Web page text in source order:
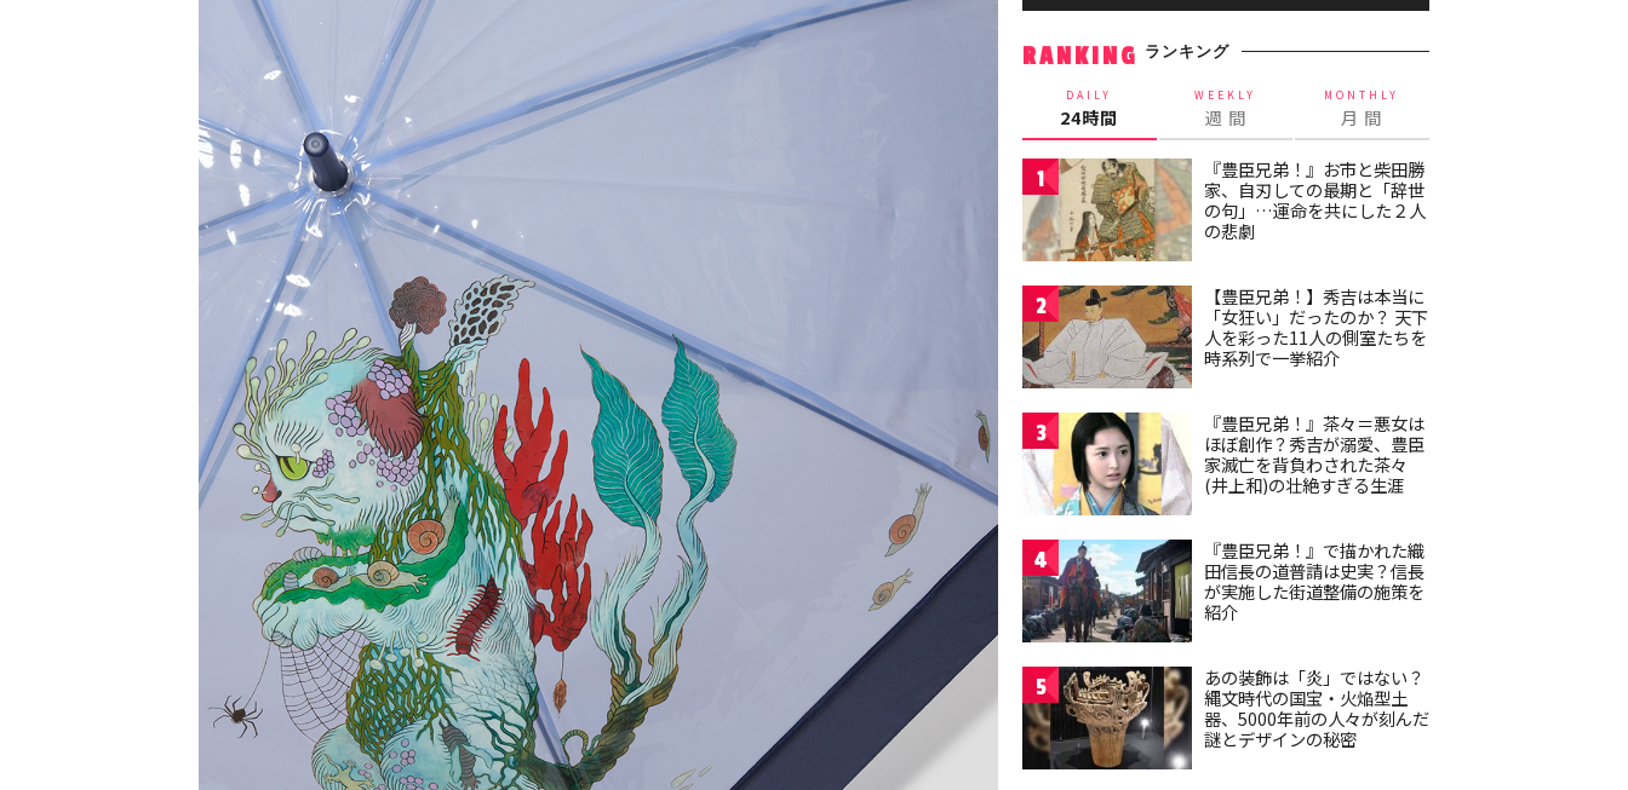
RANKING ランキング
DAILY
24時間
WEEKLY
週 間
MONTHLY
月 間
1
『豊臣兄弟！』お市と柴田勝
家、自刃しての最期と「辞世
の句」…運命を共にした２人
の悲劇
2
【豊臣兄弟！】秀吉は本当に
「女狂い」だったのか？ 天下
人を彩った11人の側室たちを
時系列で一挙紹介
3
『豊臣兄弟！』茶々＝悪女は
ほぼ創作？秀吉が溺愛、豊臣
家滅亡を背負わされた茶々
(井上和)の壮絶すぎる生涯
4
『豊臣兄弟！』で描かれた織
田信長の道普請は史実？信長
が実施した街道整備の施策を
紹介
5
あの装飾は「炎」ではない？
縄文時代の国宝・火焔型土
器、5000年前の人々が刻んだ
謎とデザインの秘密